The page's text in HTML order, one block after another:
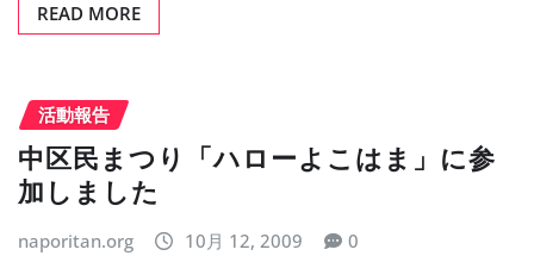
READ MORE
活動報告
中区民まつり「ハローよこはま」に参
加しました
naporitan.org 10月 12, 2009 0